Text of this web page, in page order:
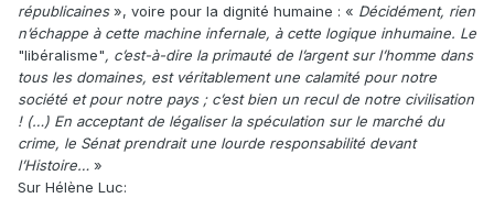
républicaines», voire pour la dignité humaine : « Décidément, rien
n’échappe à cette machine infernale, à cette logique inhumaine. Le
"libéralisme", c’est-à-dire la primauté de l’argent sur l’homme dans
tous les domaines, est véritablement une calamité pour notre
société et pour notre pays ; c’est bien un recul de notre civilisation
! (…) En acceptant de légaliser la spéculation sur le marché du
crime, le Sénat prendrait une lourde responsabilité devant
l’Histoire… »
Sur Hélène Luc: